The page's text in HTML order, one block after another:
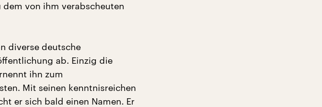
von ihm verabscheuten
diverse deutsche
ab. Einzig die
ihn zum
Mit seinen kenntnisreichen
er sich bald einen Namen. Er